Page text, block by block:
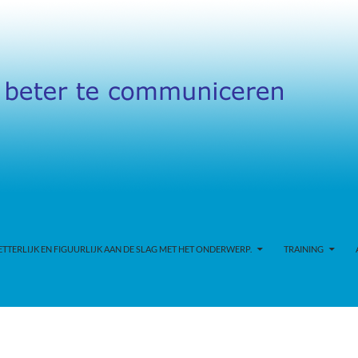
EN FIGUURLIJK AAN DE SLAG MET HET ONDERWERP. TRAINING